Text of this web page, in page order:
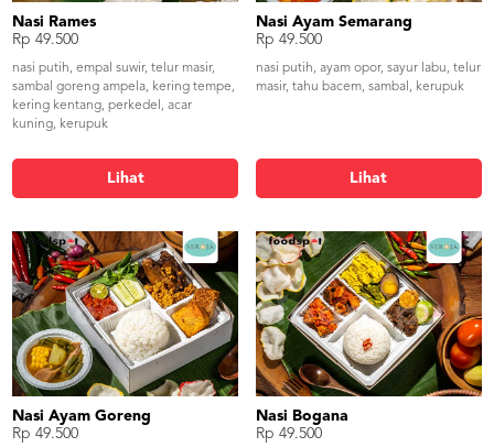
Nasi Rames
Rp 49.500
nasi putih, empal suwir, telur masir,
sambal goreng ampela, kering tempe,
kering kentang, perkedel, acar
kuning, kerupuk
Lihat
Nasi Ayam Semarang
Rp 49.500
nasi putih, ayam opor, sayur labu, telur
masir, tahu bacem, sambal, kerupuk
Lihat
Nasi Ayam Goreng
Rp 49.500
Nasi Bogana
Rp 49.500